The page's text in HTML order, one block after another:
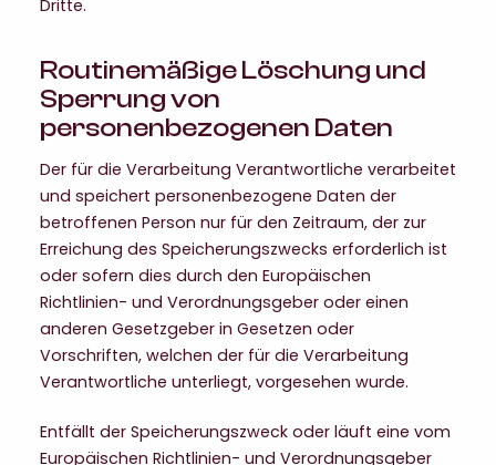
Dritte.
Routinemäßige Löschung und
Sperrung von
personenbezogenen Daten
Der für die Verarbeitung Verantwortliche verarbeitet
und speichert personenbezogene Daten der
betroffenen Person nur für den Zeitraum, der zur
Erreichung des Speicherungszwecks erforderlich ist
oder sofern dies durch den Europäischen
Richtlinien- und Verordnungsgeber oder einen
anderen Gesetzgeber in Gesetzen oder
Vorschriften, welchen der für die Verarbeitung
Verantwortliche unterliegt, vorgesehen wurde.
Entfällt der Speicherungszweck oder läuft eine vom
Europäischen Richtlinien- und Verordnungsgeber